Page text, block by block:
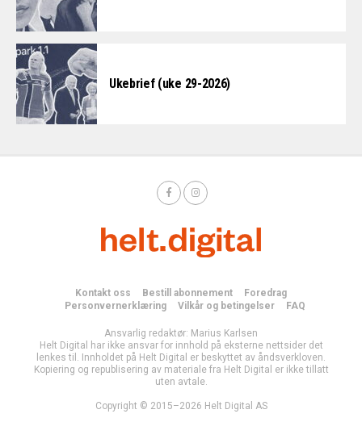
Ukebrief (uke 29-2026)
Kontakt oss Bestill abonnement
Foredrag
Personvernerklæring
Vilkår og betingelser FAQ
Ansvarlig redaktør: Marius Karlsen
Helt Digital har ikke ansvar for innhold på eksterne nettsider det
lenkes til. Innholdet på Helt Digital er beskyttet av åndsverkloven.
Kopiering og republisering av materiale fra Helt Digital er ikke tillatt
uten avtale.
Copyright © 2015–2026 Helt Digital AS